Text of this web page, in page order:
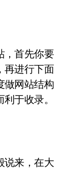
，首先你要
再进行下面
做网站结构
于收录。
说来，在大